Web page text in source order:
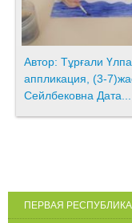
Автор: Тұрғали
аппликация, (3-7)жас Руководитель: Бегалиева
Сейлбековна Дата...
ПЕРВАЯ